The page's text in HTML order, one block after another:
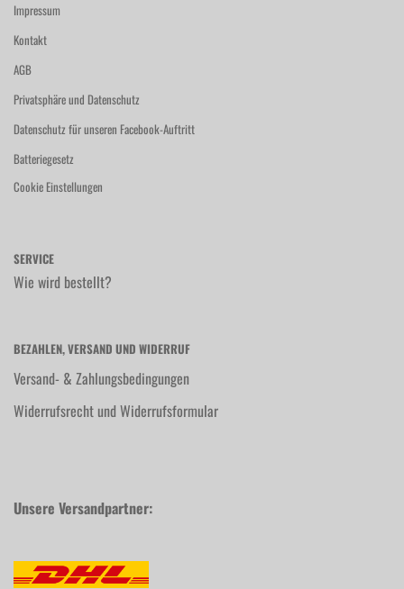
Impressum
Kontakt
AGB
Privatsphäre und Datenschutz
Datenschutz für unseren Facebook-Auftritt
Batteriegesetz
Cookie Einstellungen
SERVICE
Wie wird bestellt?
BEZAHLEN, VERSAND UND WIDERRUF
Versand- & Zahlungsbedingungen
Widerrufsrecht und Widerrufsformular
Unsere Versandpartner: